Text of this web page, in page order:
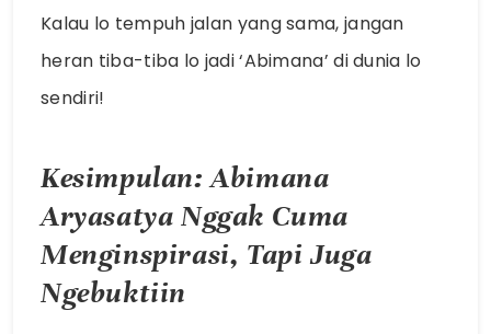
Kalau lo tempuh jalan yang sama, jangan
heran tiba-tiba lo jadi ‘Abimana’ di dunia lo
sendiri!
Kesimpulan: Abimana
Aryasatya Nggak Cuma
Menginspirasi, Tapi Juga
Ngebuktiin